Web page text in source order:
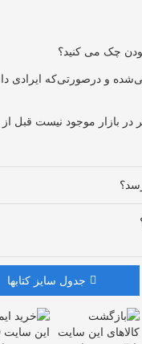
جدول سایز کتابها
بودن چک می کنید؟
و درصورتی‌که ایرادی
در بازار موجود نیست قبل